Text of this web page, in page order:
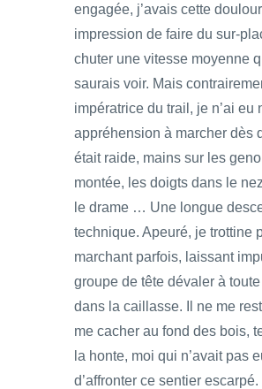
engagée, j’avais cette
impression de faire du sur-
chuter une vitesse moyenne
saurais voir. Mais
impératrice du trail, je n’ai eu
appréhension à marcher dès
était raide, mains sur les
montée, les doigts dans le
le drame … Une longue
technique. Apeuré, je trottine
marchant parfois, laissant
groupe de tête dévaler à
dans la caillasse. Il ne me
me cacher au fond des bois,
la honte, moi qui n’avait pas
d’affronter ce sentier escarpé.